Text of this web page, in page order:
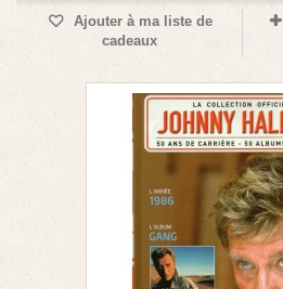
Ajouter à ma liste de
cadeaux